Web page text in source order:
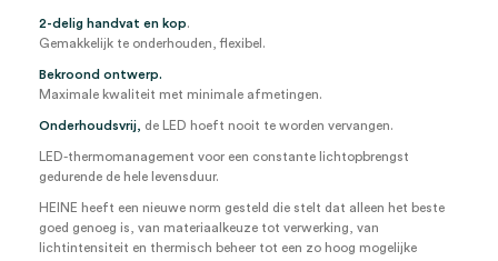
2-delig handvat en kop.
Gemakkelijk te onderhouden, flexibel.
Bekroond ontwerp.
Maximale kwaliteit met minimale afmetingen.
Onderhoudsvrij, de LED hoeft nooit te worden vervangen.
LED-thermomanagement voor een constante lichtopbrengst
gedurende de hele levensduur.
HEINE heeft een nieuwe norm gesteld die stelt dat alleen het beste
goed genoeg is, van materiaalkeuze tot verwerking, van
lichtintensiteit en thermisch beheer tot een zo hoog mogelijke